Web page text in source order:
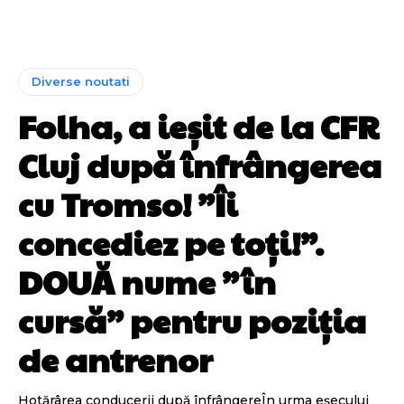
Diverse noutati
Folha, a ieșit de la CFR
Cluj după înfrângerea
cu Tromso! ”Îi
concediez pe toți!”.
DOUĂ nume ”în
cursă” pentru poziția
de antrenor
Hotărârea conducerii după înfrângereÎn urma eșecului